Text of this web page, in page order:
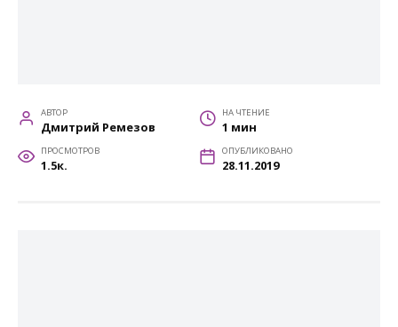
АВТОР
Дмитрий Ремезов
НА ЧТЕНИЕ
1 мин
ПРОСМОТРОВ
1.5к.
ОПУБЛИКОВАНО
28.11.2019